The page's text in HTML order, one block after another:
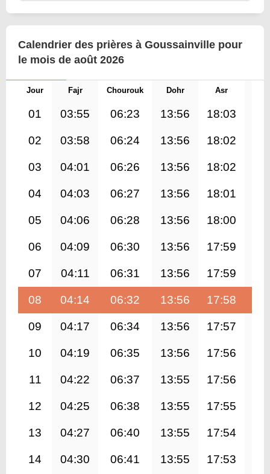
Calendrier des prières à Goussainville pour
le mois de août 2026
Jour Fajr Chourouk Dohr Asr
01 03:55 06:23 13:56 18:03
02 03:58 06:24 13:56 18:02
03 04:01 06:26 13:56 18:02
04 04:03 06:27 13:56 18:01
05 04:06 06:28 13:56 18:00
06 04:09 06:30 13:56 17:59
07 04:11 06:31 13:56 17:59
08 04:14 06:32 13:56 17:58
09 04:17 06:34 13:56 17:57
10 04:19 06:35 13:56 17:56
11 04:22 06:37 13:55 17:56
12 04:25 06:38 13:55 17:55
13 04:27 06:40 13:55 17:54
14 04:30 06:41 13:55 17:53